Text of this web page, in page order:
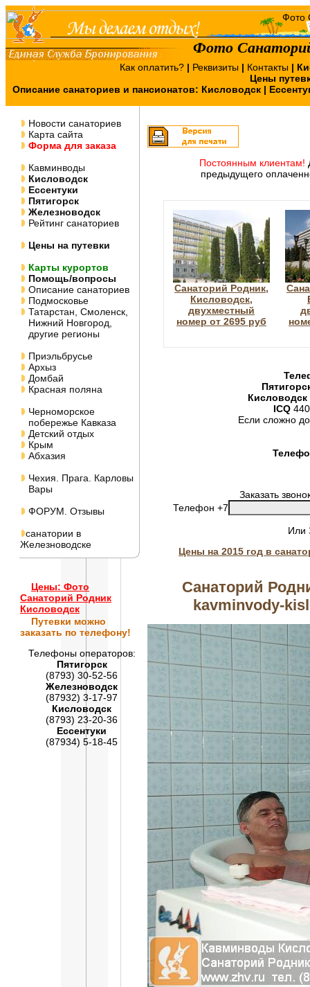
Фото
Как оплатить? | Реквизиты | Контакты |
Цены
Описание санаториев и пансионатов: Кисловодск |
Новости санаториев
Карта сайта
Форма для заказа
Кавминводы
Кисловодск
Ессентуки
Пятигорск
Железноводск
Рейтинг санаториев
Цены на путевки
Карты курортов
Помощь/вопросы
Описание санаториев
Подмосковье
Татарстан, Смоленск,
Нижний Новгород,
другие регионы
Приэльбрусье
Архыз
Домбай
Красная поляна
Черноморское
побережье Кавказа
Детский отдых
Крым
Абхазия
Чехия. Прага. Карловы
Вары
ФОРУМ. Отзывы
санатории в
Железноводске
Цены: Фото
Санаторий Родник
Кисловодск
Путевки можно
заказать по телефону!
Телефоны операторов:
Пятигорск
(8793) 30-52-56
Железноводск
(87932) 3-17-97
Кисловодск
(8793) 23-20-36
Ессентуки
(87934) 5-18-45
Постоянным клиентам!
предыдущего
Санаторий Родник,
Кисловодск,
двухместный
номер от 2695 руб
Кисловодск
ICQ
Если сложно
Заказать
Телефон +7
Цены на 2015 год в
Санаторий
kavminvody-